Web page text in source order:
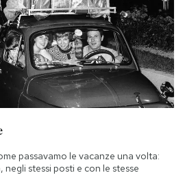
passavamo le vacanze una volta:
stessi posti e con le stesse